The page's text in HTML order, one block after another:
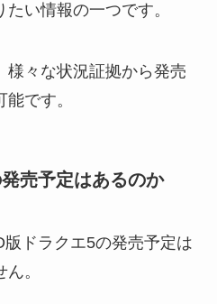
い情報の一つです。
様々な状況証拠から発売
です。
売予定はあるのか
ドラクエ5の発売予定は
。